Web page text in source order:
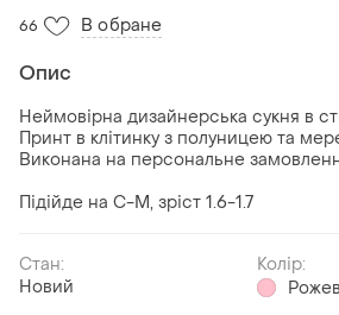
66 В обране
Опис
Неймовірна дизайнерська сукня в
Принт в клітинку з полуницею та
Виконана на персональне
Підійде на С-М, зріст 1.6-1.7
Стан:
Новий
Колір: